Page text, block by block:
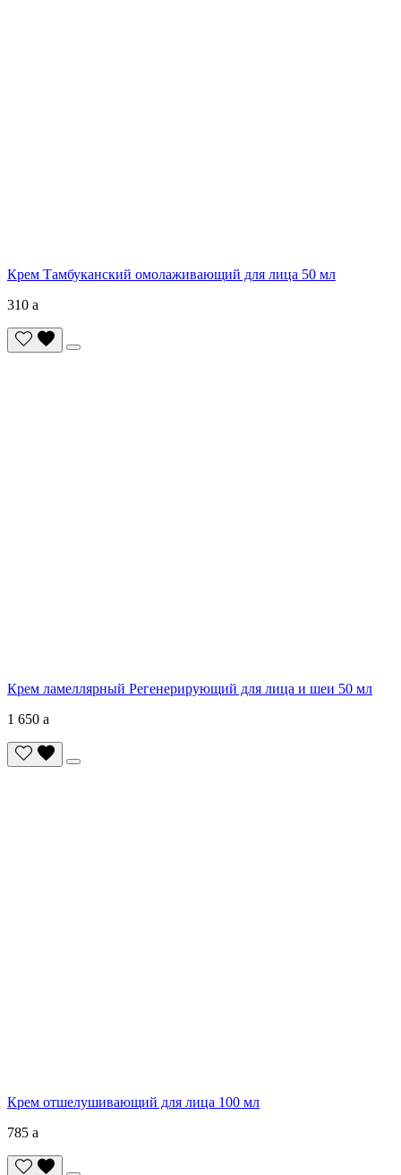
Крем Тамбуканский омолаживающий для лица 50 мл
310 a
Крем ламеллярный Регенерирующий для лица и шеи 50 мл
1 650 a
Крем отшелушивающий для лица 100 мл
785 a